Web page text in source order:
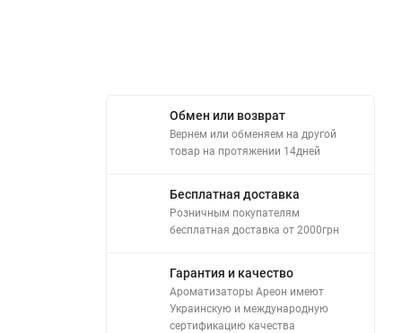
Обмен или возврат
Вернем или обменяем на другой
товар на протяжении 14дней
Бесплатная доставка
Розничным покупателям
бесплатная доставка от 2000грн
Гарантия и качество
Ароматизаторы Ареон имеют
Украинскую и международную
сертификацию качества